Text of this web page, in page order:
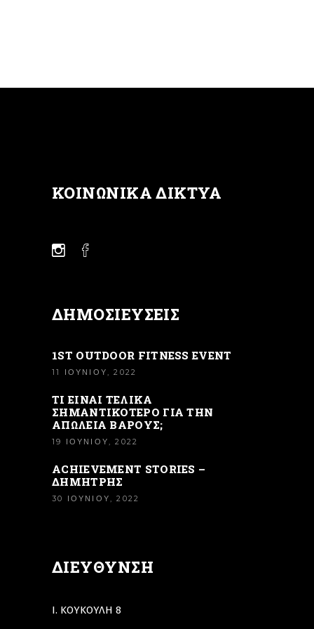
ΚΟΙΝΩΝΙΚΆ ΔΊΚΤΥΑ
ΔΗΜΟΣΙΕΎΣΕΙΣ
1ST OUTDOOR FITNESS EVENT
11 ΙΟΥΝΊΟΥ, 2022
ΤΙ ΕΙΝΑΙ ΤΕΛΙΚΑ
ΣΗΜΑΝΤΙΚΟΤΕΡΟ ΓΙΑ ΤΗΝ
ΑΠΩΛΕΙΑ ΒΑΡΟΥΣ;
19 ΙΟΥΝΊΟΥ, 2022
ACHIEVEMENT STORIES –
ΔΗΜΉΤΡΗΣ
30 ΙΟΥΝΊΟΥ, 2022
ΔΙΕΎΘΥΝΣΗ
Ι. ΚΟΥΚΟΥΛΗ 8